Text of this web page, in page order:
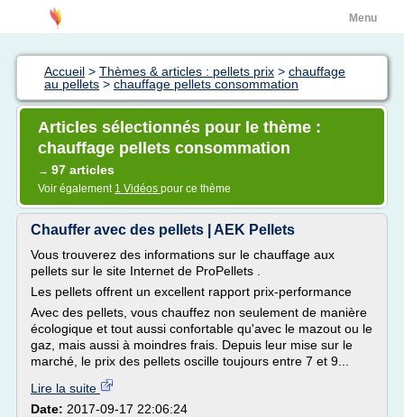
Menu
Accueil > Thèmes & articles : pellets prix > chauffage
au pellets > chauffage pellets consommation
Articles sélectionnés pour le thème :
chauffage pellets consommation
→ 97 articles
Voir également 1 Vidéos pour ce thème
Chauffer avec des pellets | AEK Pellets
Vous trouverez des informations sur le chauffage aux
pellets sur le site Internet de ProPellets .
Les pellets offrent un excellent rapport prix-performance
Avec des pellets, vous chauffez non seulement de manière
écologique et tout aussi confortable qu'avec le mazout ou le
gaz, mais aussi à moindres frais. Depuis leur mise sur le
marché, le prix des pellets oscille toujours entre 7 et 9...
Lire la suite
Date: 2017-09-17 22:06:24